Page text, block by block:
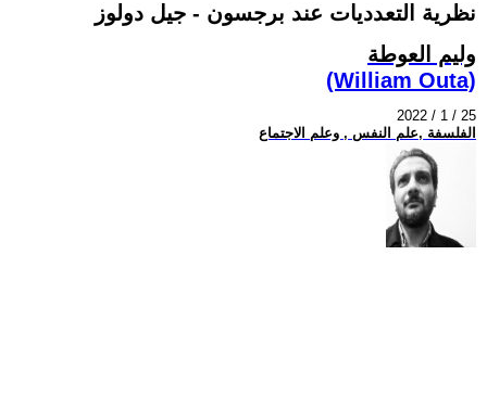
نظرية التعدديات عند برجسون - جيل دولوز
وليم العوطة
(William Outa)
2022 / 1 / 25
الفلسفة ,علم النفس , وعلم الاجتماع